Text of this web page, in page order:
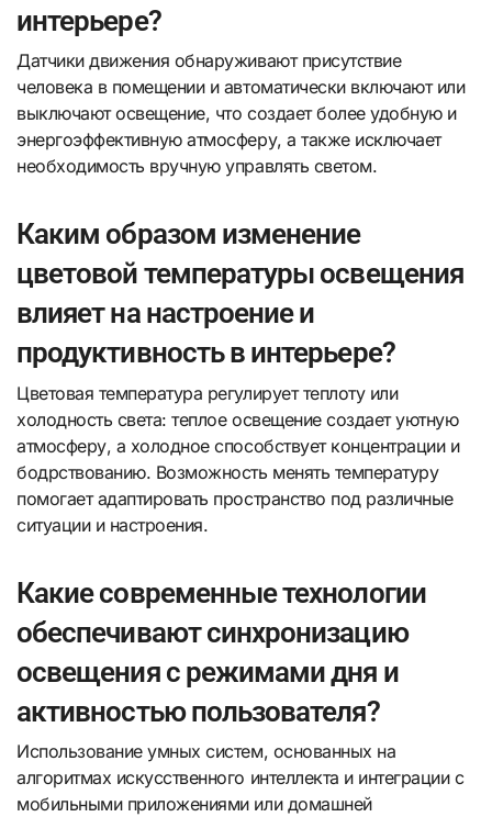
интерьере?
Датчики движения обнаруживают присутствие
человека в помещении и автоматически включают или
выключают освещение, что создает более удобную и
энергоэффективную атмосферу, а также исключает
необходимость вручную управлять светом.
Каким образом изменение
цветовой температуры освещения
влияет на настроение и
продуктивность в интерьере?
Цветовая температура регулирует теплоту или
холодность света: теплое освещение создает уютную
атмосферу, а холодное способствует концентрации и
бодрствованию. Возможность менять температуру
помогает адаптировать пространство под различные
ситуации и настроения.
Какие современные технологии
обеспечивают синхронизацию
освещения с режимами дня и
активностью пользователя?
Использование умных систем, основанных на
алгоритмах искусственного интеллекта и интеграции с
мобильными приложениями или домашней